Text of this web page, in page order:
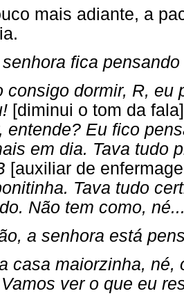
mais adiante, a
fica
consigo dormir, R, eu
[diminui o tom da fala]
entende? Eu fico
em dia. Tava tudo
[auxiliar de
Tava tudo
Não tem como,
a senhora está
casa maiorzinha, né,
ver o que eu